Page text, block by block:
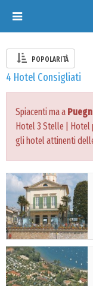
Toggle
navigation
POPOLARITÀ
4 Hotel Consigliati
Spiacenti ma a
Hotel 3 Stelle | Hotel
gli hotel attinenti